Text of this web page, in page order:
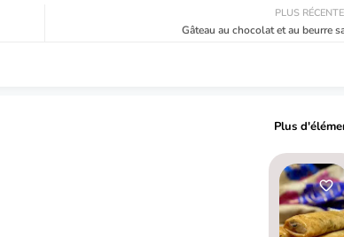
PLUS RÉCENTE
Gâteau au chocolat et au beurre
Plus